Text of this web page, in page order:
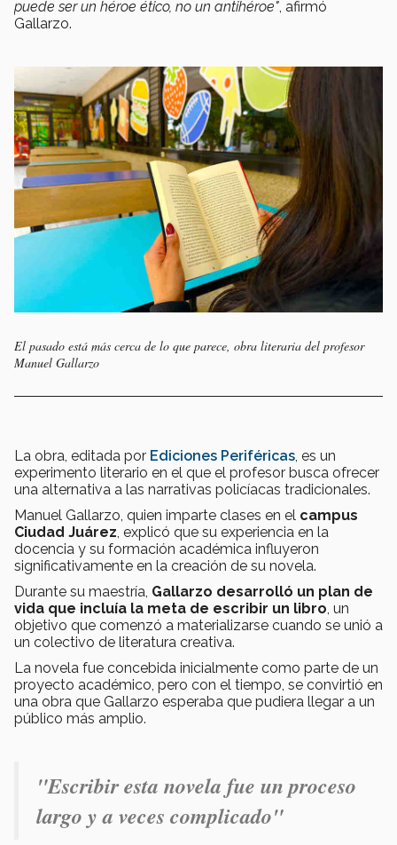
puede ser un héroe ético, no un antihéroe" , afirmó
Gallarzo.
El pasado está más cerca de lo que parece, obra literaria del profesor
Manuel Gallarzo
La obra, editada por Ediciones Periféricas, es un
experimento literario en el que el profesor busca ofrecer
una alternativa a las narrativas policíacas tradicionales.
Manuel Gallarzo, quien imparte clases en el campus
Ciudad Juárez, explicó que su experiencia en la
docencia y su formación académica influyeron
significativamente en la creación de su novela.
Durante su maestría, Gallarzo desarrolló un plan de
vida que incluía la meta de escribir un libro, un
objetivo que comenzó a materializarse cuando se unió a
un colectivo de literatura creativa.
La novela fue concebida inicialmente como parte de un
proyecto académico, pero con el tiempo, se convirtió en
una obra que Gallarzo esperaba que pudiera llegar a un
público más amplio.
"Escribir esta novela fue un proceso
largo y a veces complicado"